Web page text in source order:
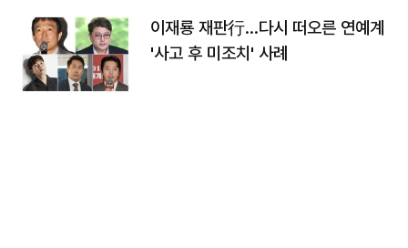
이재룡 재판行…다시 떠오른 연예계
'사고 후 미조치' 사례